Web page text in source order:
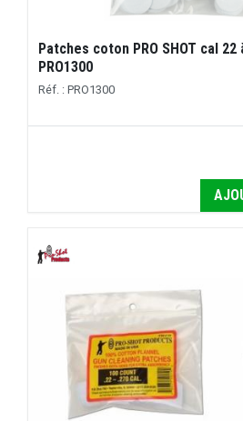
Patches coton PRO SHOT cal 22
PRO1300
Réf. : PRO1300